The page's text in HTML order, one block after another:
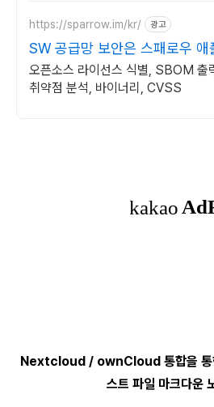
https://sparrow.im/kr/ 광고
SW 공급망 보안은 스패로우 애
이션 보안 전문 기업
오픈소스 라이선스 식별, SBOM 출
취약점 분석, 바이너리, CVSS
Nextcloud / ownCloud 통합을 통
스트 파일 마크다운